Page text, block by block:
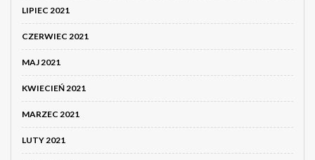
LIPIEC 2021
CZERWIEC 2021
MAJ 2021
KWIECIEŃ 2021
MARZEC 2021
LUTY 2021